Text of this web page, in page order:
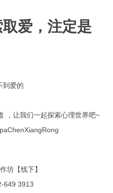
爱，注定是
到爱的
，让我们一起探索心理世界吧~
坊【线下】
649 3913